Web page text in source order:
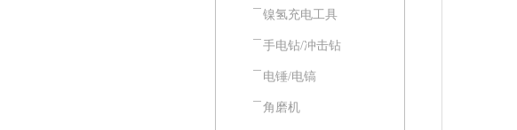
镍氢充电工具
手电钻/冲击钻
电锤/电镐
角磨机